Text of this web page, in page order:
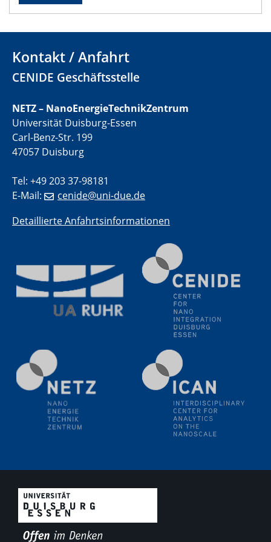
11.06.2024
SFB 1242 Kolloquium
investigated by time-resolved X-ray absorption
GDCh Kolloquium
Festkolloquium Verleihung des Zellner-
Wissenschaftspreises Preisträgerin: Dr. Viktorija
Glembockyté Ludwig-Maximilians-Universität München
12.06.2024
Physikalisches Kolloquium
13.06.2024
18.06.2024
SFB/TRR 270 Kolloquium
Polo – Research Laboratories for Emerging Technologies
in Cooling and Thermophysics, Federal University of
Santa Catarina
18.06.2024
MPI SusMat
Hydrogen effects on the deformation and fracture of
alloys
19.06.2024
Physikalisches Kolloquium
26.06.2024
Physikalisches Kolloquium
Kontakt / Anfahrt
CENIDE Geschäftsstelle
NETZ – NanoEnergieTechnikZentrum
Universität Duisburg-Essen
Carl-Benz-Str. 199
47057 Duisburg
Tel: +49 203 37-98181
E-Mail:
cenide@uni-due.de
Detaillierte Anfahrtsinformationen